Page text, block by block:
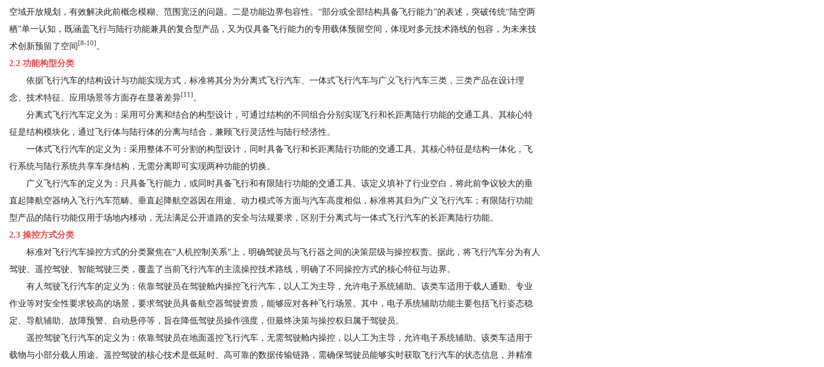
空域开放规划，有效解决此前概念模糊、范围宽泛的问题。二是功能边界包容性。“部分或全部结构具备飞行能力”的表述，突破传统“陆空两
栖”单一认知，既涵盖飞行与陆行功能兼具的复合型产品，又为仅具备飞行能力的专用载体预留空间，体现对多元技术路线的包容，为未来技
术创新预留了空间 [8-10]
。
2.2 功能构型分类
依据飞行汽车的结构设计与功能实现方式，标准将其分为分离式飞行汽车、一体式飞行汽车与广义飞行汽车三类，三类产品在设计理
念、技术特征、应用场景等方面存在显著差异 [11]
。
分离式飞行汽车定义为：采用可分离和结合的构型设计，可通过结构的不同组合分别实现飞行和长距离陆行功能的交通工具。其核心特
征是结构模块化，通过飞行体与陆行体的分离与结合，兼顾飞行灵活性与陆行经济性。
一体式飞行汽车的定义为：采用整体不可分割的构型设计，同时具备飞行和长距离陆行功能的交通工具。其核心特征是结构一体化，飞
行系统与陆行系统共享车身结构，无需分离即可实现两种功能的切换。
广义飞行汽车的定义为：只具备飞行能力，或同时具备飞行和有限陆行功能的交通工具。该定义填补了行业空白，将此前争议较大的垂
直起降航空器纳入飞行汽车范畴。垂直起降航空器因在用途、动力模式等方面与汽车高度相似，标准将其归为广义飞行汽车；有限陆行功能
型产品的陆行功能仅用于场地内移动，无法满足公开道路的安全与法规要求，区别于分离式与一体式飞行汽车的长距离陆行功能。
2.3 操控方式分类
标准对飞行汽车操控方式的分类聚焦在“人机控制关系”上，明确驾驶员与飞行器之间的决策层级与操控权责。据此，将飞行汽车分为有人
驾驶、遥控驾驶、智能驾驶三类，覆盖了当前飞行汽车的主流操控技术路线，明确了不同操控方式的核心特征与边界。
有人驾驶飞行汽车的定义为：依靠驾驶员在驾驶舱内操控飞行汽车，以人工为主导，允许电子系统辅助。该类车适用于载人通勤、专业
作业等对安全性要求较高的场景，要求驾驶员具备航空器驾驶资质，能够应对各种飞行场景。其中，电子系统辅助功能主要包括飞行姿态稳
定、导航辅助、故障预警、自动悬停等，旨在降低驾驶员操作强度，但最终决策与操控权归属于驾驶员。
遥控驾驶飞行汽车的定义为：依靠驾驶员在地面遥控飞行汽车，无需驾驶舱内操控，以人工为主导，允许电子系统辅助。该类车适用于
载物与小部分载人用途。遥控驾驶的核心技术是低延时、高可靠的数据传输链路，需确保驾驶员能够实时获取飞行汽车的状态信息，并精准